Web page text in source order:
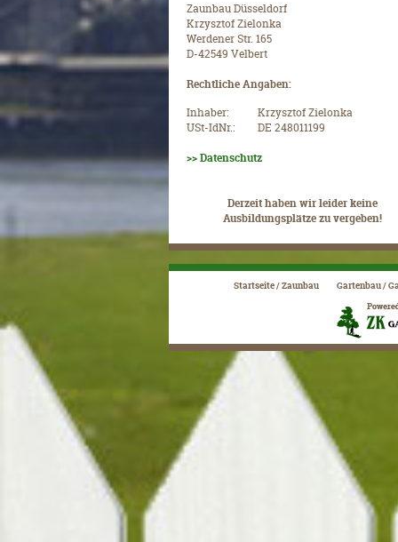
Zaunbau Düsseldorf
Krzysztof Zielonka
Werdener Str. 165
D-42549 Velbert
Rechtliche Angaben:
Inhaber:
Krzysztof Zielonka
USt-IdNr.:
DE 248011199
>> Datenschutz
Derzeit haben wir leider keine
Ausbildungsplätze zu vergeben!
Startseite / Zaunbau Gartenbau /